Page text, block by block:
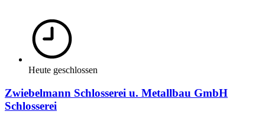
Heute geschlossen
Zwiebelmann Schlosserei u. Metallbau GmbH
Schlosserei